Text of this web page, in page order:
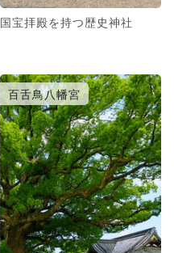
国宝拝殿を持つ歴史神社
百舌鳥八幡宮